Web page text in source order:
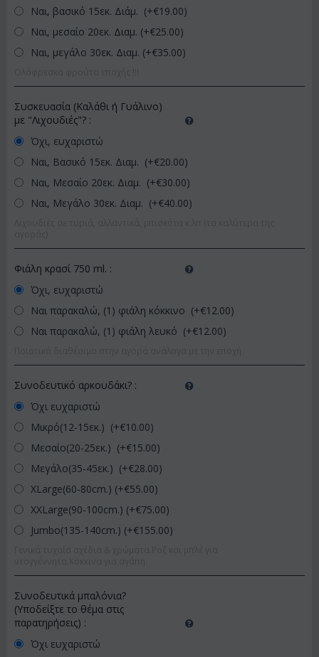
Ναι, βασικό 15εκ. Διάμ. (+€19.00)
Ναι, μεσαίο 20εκ. Διαμ. (+€25.00)
Ναι, μεγάλο 30εκ. Διαμ. (+€35.00)
Συσκευασία (Καλάθι ή Γυάλινο)
με "Λιχουδιές"? :
Όχι, ευχαριστώ
Ναι, Βασικό 15εκ. Διαμ. (+€20.00)
Ναι, Μεσαίο 20εκ. Διαμ. (+€30.00)
Ναι, Μεγάλο 30εκ. Διαμ. (+€40.00)
Φιάλη κρασί 750 ml. :
Όχι, ευχαριστώ
Ναι παρακαλώ, (1) φιάλη κόκκινο (+€12.00)
Ναι παρακαλώ, (1) φιάλη λευκό (+€12.00)
Συνοδευτικό αρκουδάκι? :
Όχι ευχαριστώ
Μικρό(12-15εκ.) (+€10.00)
Μεσαίο(20-25εκ.) (+€15.00)
Μεγάλο(35-45εκ.) (+€28.00)
XLarge(60-80cm.) (+€55.00)
XXLarge(90-100cm.) (+€75.00)
Jumbo(135-140cm.) (+€155.00)
Συνοδευτικά μπαλόνια?
(Υποδείξτε το θέμα στις
παρατηρήσεις) :
Όχι ευχαριστώ